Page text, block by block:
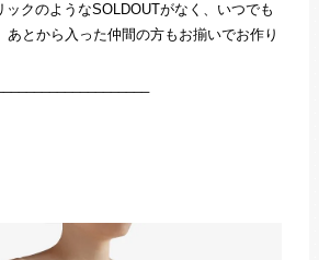
クのようなSOLDOUTがなく、いつでも
あとから入った仲間の方もお揃いでお作り